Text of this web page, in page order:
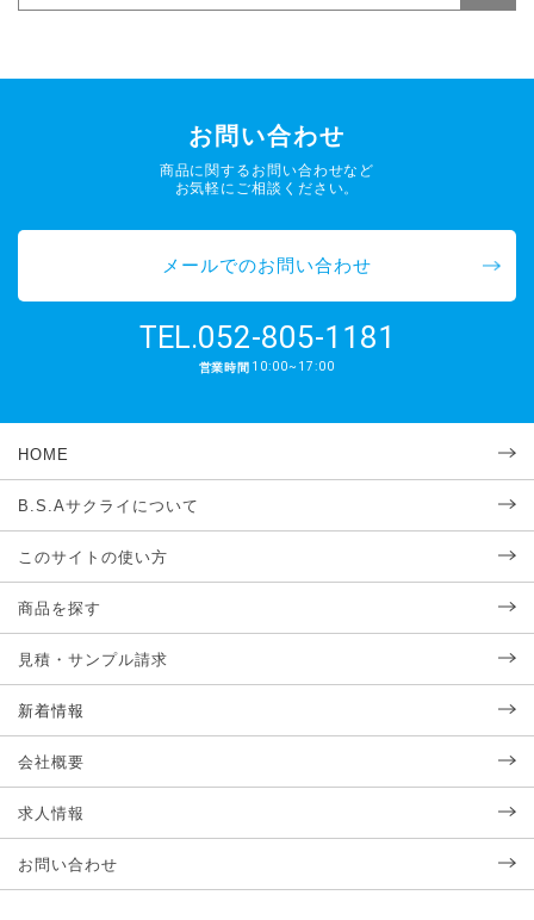
お問い合わせ
商品に関するお問い合わせなど
お気軽にご相談ください。
メールでのお問い合わせ
TEL.052-805-1181
営業時間 10:00~17:00
HOME
B.S.Aサクライについて
このサイトの使い方
商品を探す
見積・サンプル請求
新着情報
会社概要
求人情報
お問い合わせ